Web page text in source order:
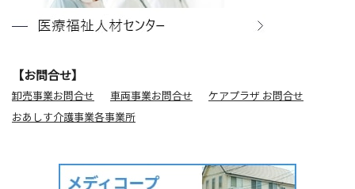
【お問合せ】
卸売事業お問合せ 車両事業お問合せ
ケアプラザ お問合せ
おあしす介護事業各事業所